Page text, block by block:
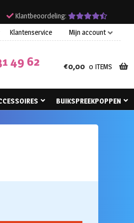
Klantbeoordeling:
Klantenservice Mijn account
49 62 €0,00 0 ITEMS
BUIKSPREEKPOPPEN